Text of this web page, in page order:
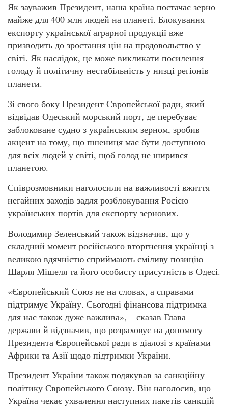
Як зауважив Президент, наша країна постачає зерно
майже для 400 млн людей на планеті. Блокування
експорту української аграрної продукції вже
призводить до зростання цін на продовольство у
світі. Як наслідок, це може викликати посилення
голоду й політичну нестабільність у низці регіонів
планети.
Зі свого боку Президент Європейської ради, який
відвідав Одеський морський порт, де перебуває
заблоковане судно з українським зерном, зробив
акцент на тому, що пшениця має бути доступною
для всіх людей у світі, щоб голод не ширився
планетою.
Співрозмовники наголосили на важливості вжиття
негайних заходів задля розблокування Росією
українських портів для експорту зернових.
Володимир Зеленський також відзначив, що у
складний момент російського вторгнення українці з
великою вдячністю сприймають сміливу позицію
Шарля Мішеля та його особисту присутність в Одесі.
«Європейський Союз не на словах, а справами
підтримує Україну. Сьогодні фінансова підтримка
для нас також дуже важлива», – сказав Глава
держави й відзначив, що розраховує на допомогу
Президента Європейської ради в діалозі з країнами
Африки та Азії щодо підтримки України.
Президент України також подякував за санкційну
політику Європейського Союзу. Він наголосив, що
Україна чекає ухвалення наступних пакетів санкцій